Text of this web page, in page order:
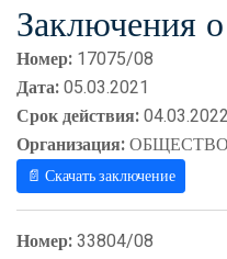
Заключения
Номер: 17075/08
Дата:05.03.2021
Срок действия:04.03.2022
Организация:
📄 Скачать заключение
Номер:33804/08